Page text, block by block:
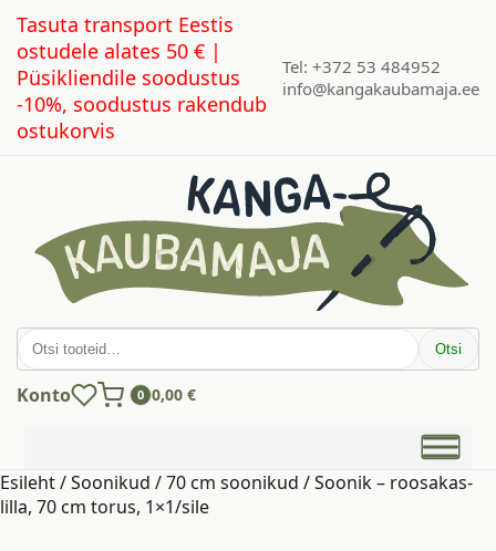
Tasuta transport Eestis
ostudele alates 50 € |
Püsikliendile soodustus
-10%, soodustus rakendub
ostukorvis
Tel: +372 53 484952
info@kangakaubamaja.ee
Otsi: Otsi
Konto 0 0,00 €
Esileht/Soonikud /70 cm soonikud / Soonik – roosakas-
lilla, 70 cm torus, 1×1/sile